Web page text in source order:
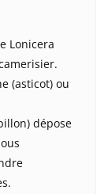
Lonicera
(asticot) ou
dépose